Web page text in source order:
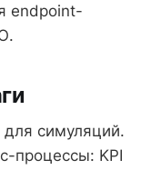
endpoint-
для симуляций.
процессы: KPI